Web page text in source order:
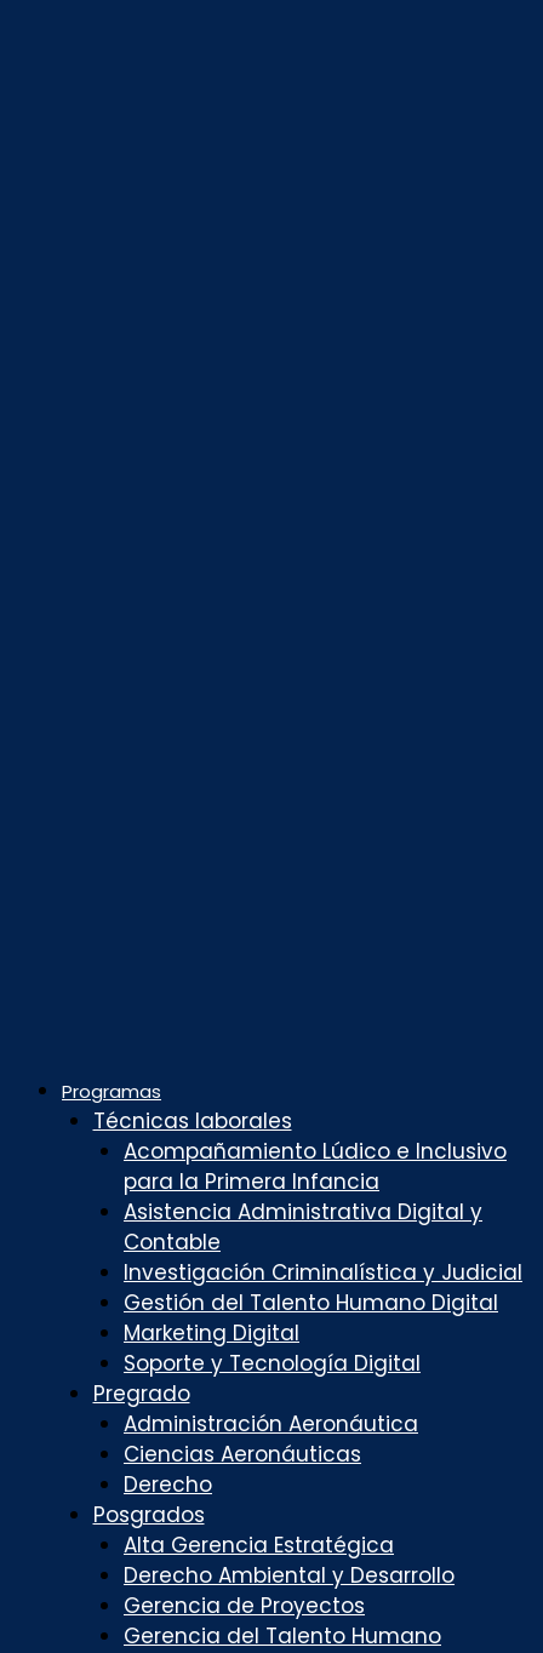
Programas
Técnicas laborales
Acompañamiento Lúdico e Inclusivo
para la Primera Infancia
Asistencia Administrativa Digital y
Contable
Investigación Criminalística y Judicial
Gestión del Talento Humano Digital
Marketing Digital
Soporte y Tecnología Digital
Pregrado
Administración Aeronáutica
Ciencias Aeronáuticas
Derecho
Posgrados
Alta Gerencia Estratégica
Derecho Ambiental y Desarrollo
Gerencia de Proyectos
Gerencia del Talento Humano